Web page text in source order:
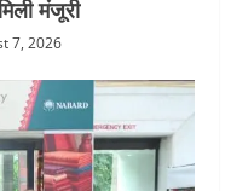
मंजूरी
7, 2026